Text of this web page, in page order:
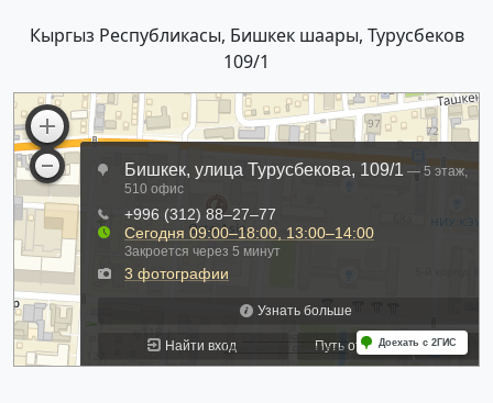
Кыргыз Республикасы, Бишкек шаары, Турусбеков
109/1